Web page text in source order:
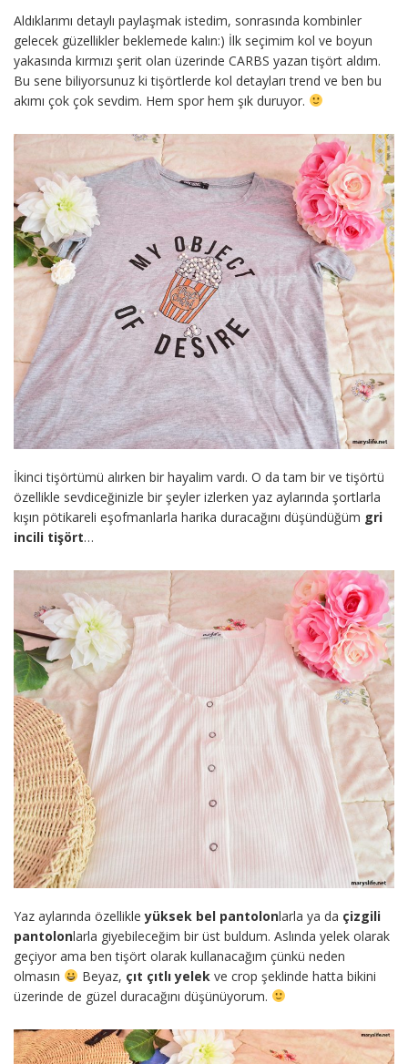
Aldıklarımı detaylı paylaşmak istedim, sonrasında kombinler
gelecek güzellikler beklemede kalın:) İlk seçimim kol ve boyun
yakasında kırmızı şerit olan üzerinde CARBS yazan tişört aldım.
Bu sene biliyorsunuz ki tişörtlerde kol detayları trend ve ben bu
akımı çok çok sevdim. Hem spor hem şık duruyor.
İkinci tişörtümü alırken bir hayalim vardı. O da tam bir ve tişörtü
özellikle sevdiceğinizle bir şeyler izlerken yaz aylarında şortlarla
kışın pötikareli eşofmanlarla harika duracağını düşündüğüm gri
incili tişört…
Yaz aylarında özellikleyüksek bel pantolonlarla ya da çizgili
pantolonlarla giyebileceğim bir üst buldum. Aslında yelek olarak
geçiyor ama ben tişört olarak kullanacağım çünkü neden
olmasın
Beyaz, çıt çıtlı yelekve crop şeklinde hatta bikini
üzerinde de güzel duracağını düşünüyorum.